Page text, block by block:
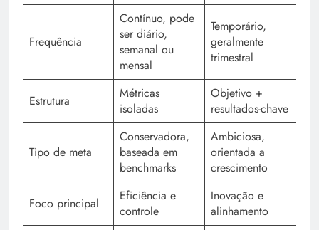
Frequência
Contínuo, pode
ser diário,
semanal ou
mensal
Temporário,
geralmente
trimestral
Estrutura
Métricas
isoladas
Objetivo +
resultados-chave
Tipo de meta
Conservadora,
baseada em
benchmarks
Ambiciosa,
orientada a
crescimento
Foco principal
Eficiência e
controle
Inovação e
alinhamento